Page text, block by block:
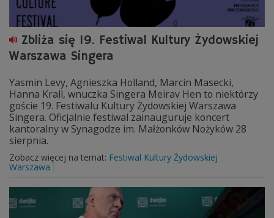
Zbliża się 19. Festiwal Kultury Żydowskiej
Warszawa Singera
Yasmin Levy, Agnieszka Holland, Marcin Masecki,
Hanna Krall, wnuczka Singera Meirav Hen to niektórzy
goście 19. Festiwalu Kultury Żydowskiej Warszawa
Singera. Oficjalnie festiwal zainauguruje koncert
kantoralny w Synagodze im. Małżonków Nożyków 28
sierpnia.
Zobacz więcej na temat: Festiwal Kultury Żydowskiej
Warszawa